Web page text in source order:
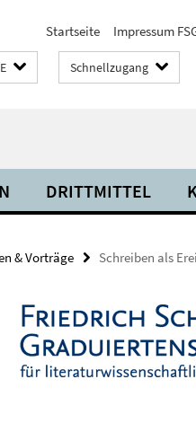
Startseite Impressum
Schnellzugang
DRITTMITTEL
& Vorträge Schreiben als